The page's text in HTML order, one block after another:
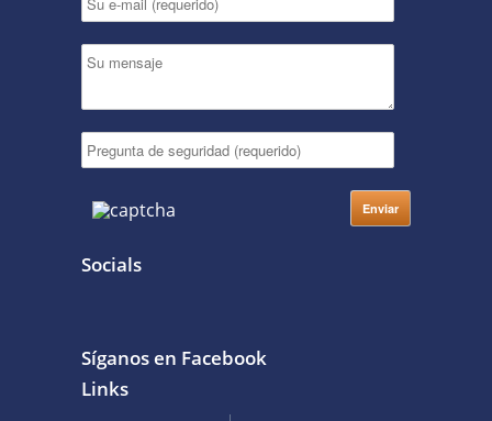
Socials
Síganos en Facebook
Links